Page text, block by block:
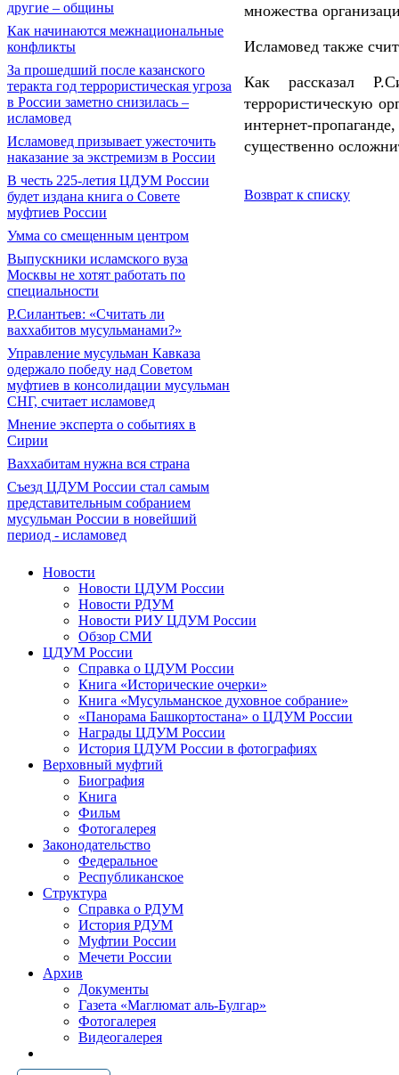
другие – общины
Как начинаются межнациональные
конфликты
За прошедший после казанского
теракта год террористическая угроза
в России заметно снизилась –
исламовед
Исламовед призывает ужесточить
наказание за экстремизм в России
В честь 225-летия ЦДУМ России
будет издана книга о Совете
муфтиев России
Умма со смещенным центром
Выпускники исламского вуза
Москвы не хотят работать по
специальности
Р.Силантьев: «Считать ли
ваххабитов мусульманами?»
Управление мусульман Кавказа
одержало победу над Советом
муфтиев в консолидации мусульман
СНГ, считает исламовед
Мнение эксперта о событиях в
Сирии
Ваххабитам нужна вся страна
Съезд ЦДУМ России стал самым
представительным собранием
мусульман России в новейший
период - исламовед
множества
Исламовед также
Как рассказал
террористическую
интернет-
существенно
Возврат к списку
Новости
Новости ЦДУМ России
Новости РДУМ
Новости РИУ ЦДУМ России
Обзор СМИ
ЦДУМ России
Справка о ЦДУМ России
Книга «Исторические очерки»
Книга «Мусульманское духовное собрание»
«Панорама Башкортостана» о ЦДУМ России
Награды ЦДУМ России
История ЦДУМ России в фотографиях
Верховный муфтий
Биография
Книга
Фильм
Фотогалерея
Законодательство
Федеральное
Республиканское
Структура
Справка о РДУМ
История РДУМ
Муфтии России
Мечети России
Архив
Документы
Газета «Маглюмат аль-Булгар»
Фотогалерея
Видеогалерея